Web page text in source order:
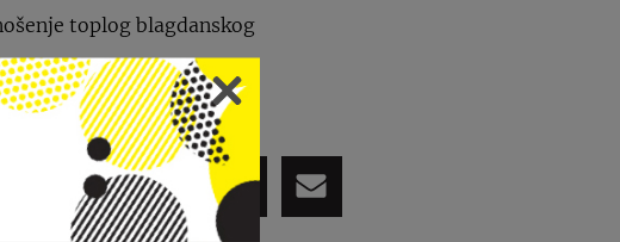
toplog blagdanskog
PODIJELI